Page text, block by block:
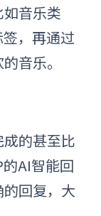
如音乐类
，再通过
音乐。
的甚至比
AI智能回
回复，大